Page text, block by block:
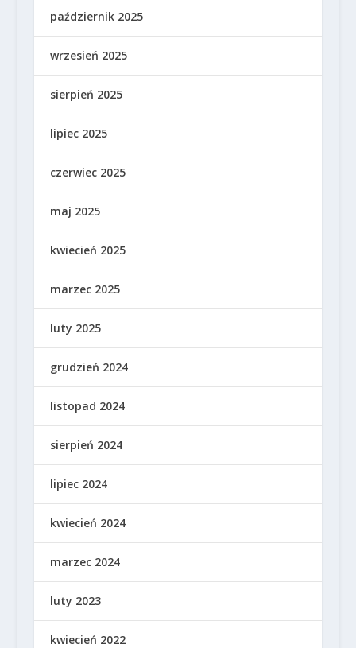
październik 2025
wrzesień 2025
sierpień 2025
lipiec 2025
czerwiec 2025
maj 2025
kwiecień 2025
marzec 2025
luty 2025
grudzień 2024
listopad 2024
sierpień 2024
lipiec 2024
kwiecień 2024
marzec 2024
luty 2023
kwiecień 2022